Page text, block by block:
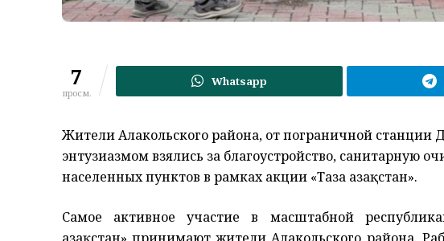
7
просм.
Whatsapp
Жители Алакольского района, от пограничной станции
энтузиазмом взялись за благоустройство, санитарную
населенных пунктов в рамках акции «Таза Қазақстан».
Самое активное участие в масштабной